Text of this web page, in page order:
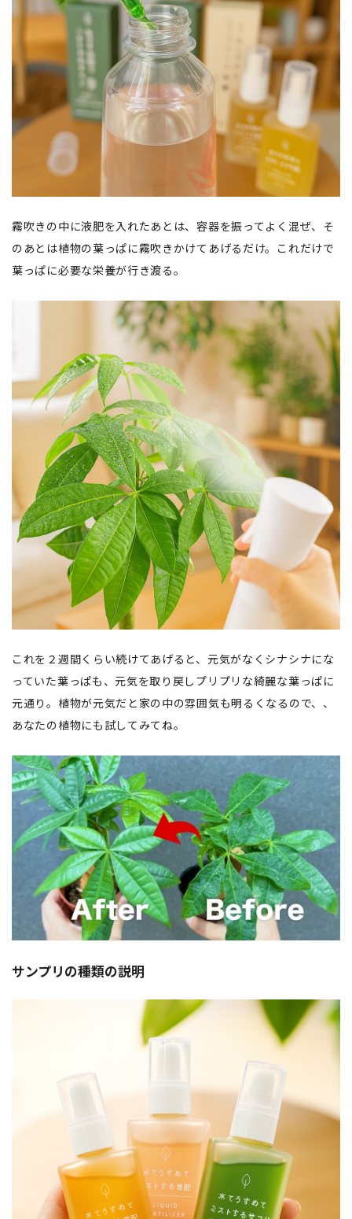
霧吹きの中に液肥を入れたあとは、容器を振ってよく混ぜ、そ
のあとは植物の葉っぱに霧吹きかけてあげるだけ。これだけで
葉っぱに必要な栄養が行き渡る。
これを２週間くらい続けてあげると、元気がなくシナシナにな
っていた葉っぱも、元気を取り戻しプリプリな綺麗な葉っぱに
元通り。植物が元気だと家の中の雰囲気も明るくなるので、、
あなたの植物にも試してみてね。
サンプリの種類の説明